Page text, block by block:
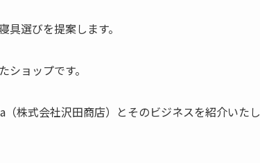
選びを提案します。
ョップです。
株式会社沢田商店）とそのビジネスを紹介いたし